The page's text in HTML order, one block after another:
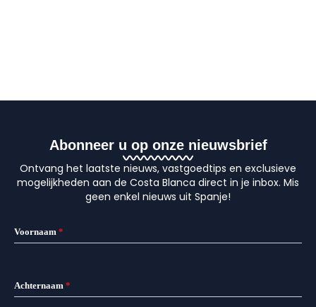
Abonneer u op onze nieuwsbrief
Ontvang het laatste nieuws, vastgoedtips en exclusieve
mogelijkheden aan de Costa Blanca direct in je inbox. Mis
geen enkel nieuws uit Spanje!
Voornaam *
Achternaam *